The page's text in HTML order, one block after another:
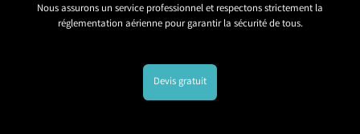
Nous assurons un service professionnel et respectons strictement la
réglementation aérienne pour garantir la sécurité de tous.
Devis gratuit